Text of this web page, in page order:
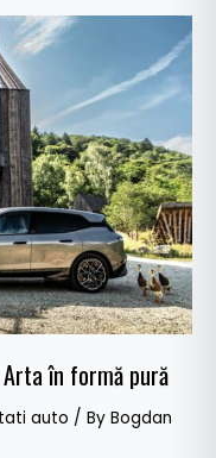
în formă pură
auto / By Bogdan